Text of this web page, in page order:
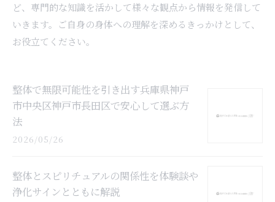
ど、専門的な知識を活かして様々な観点から情報を発信して
いきます。ご自身の身体への理解を深めるきっかけとして、
お役立てください。
整体で無限可能性を引き出す兵庫県神戸
市中央区神戸市長田区で安心して選ぶ方
法
2026/05/26
整体とスピリチュアルの関係性を体験談や
浄化サインとともに解説